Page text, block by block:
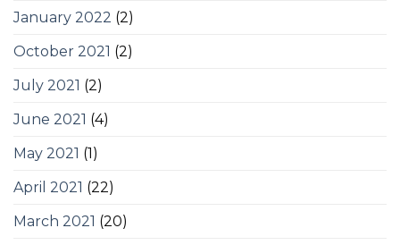
January 2022 (2)
October 2021 (2)
July 2021 (2)
June 2021 (4)
May 2021 (1)
April 2021 (22)
March 2021 (20)